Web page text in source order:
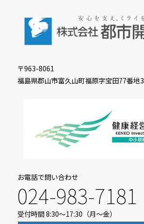
〒963-8061
福島県郡⼭市富久⼭町福原字宝⽥77番地3
お電話で問い合わせ
024-983-7181
受付時間 8:30〜17:30（⽉〜⾦）